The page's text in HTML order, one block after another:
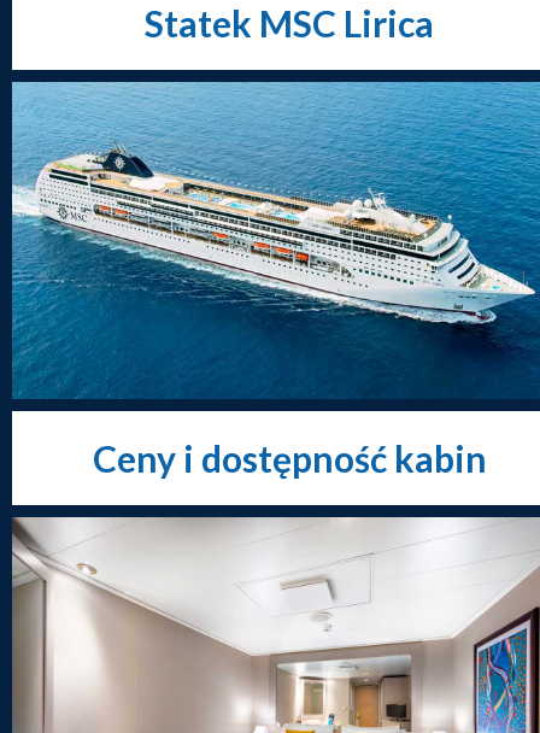
Statek MSC Lirica
Ceny i dostępność kabin